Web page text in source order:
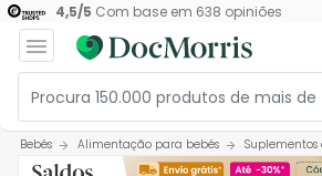
4,5/5 Com base em 638 opiniões
Bebés Alimentação para bebés